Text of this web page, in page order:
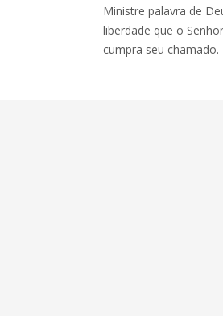
Ministre palavra de
liberdade que o
cumpra seu chamado.